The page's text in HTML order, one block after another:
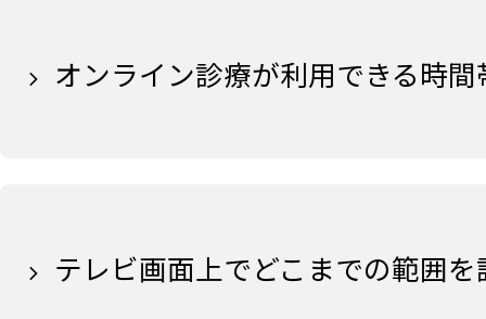
オンライン診療が利用できる時
テレビ画面上でどこまでの範囲